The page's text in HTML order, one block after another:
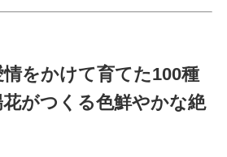
をかけて育てた100種
がつくる色鮮やかな絶